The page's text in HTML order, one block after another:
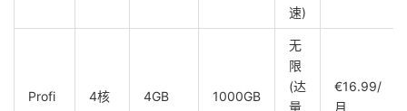
速)
Profi 4核 4GB 1000GB
无
限
(达
量
€16.99/
月